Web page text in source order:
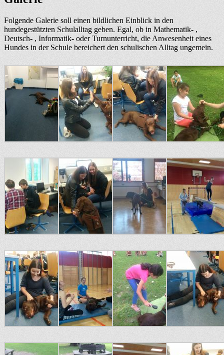
Folgende Galerie soll einen bildlichen Einblick in den
hundegestützten Schulalltag geben. Egal, ob in Mathematik- ,
Deutsch- , Informatik- oder Turnunterricht, die Anwesenheit eines
Hundes in der Schule bereichert den schulischen Alltag ungemein.